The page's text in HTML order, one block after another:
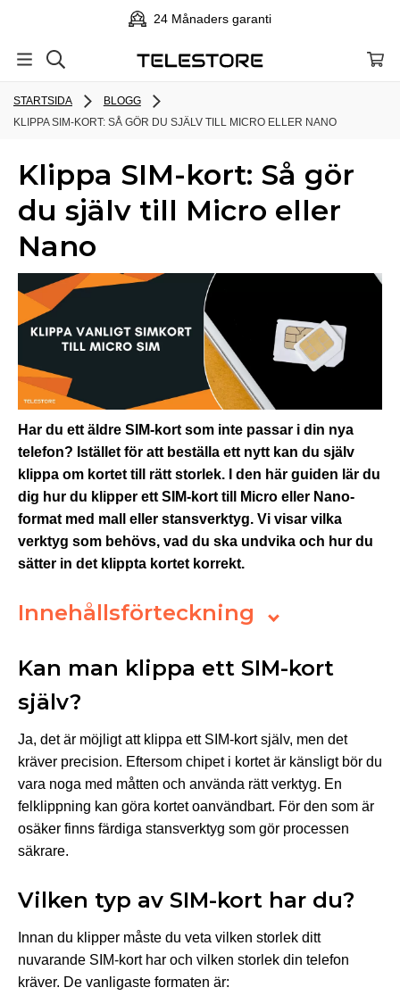
24 Månaders garanti
STARTSIDA
BLOGG
KLIPPA SIM-KORT: SÅ GÖR DU SJÄLV TILL MICRO ELLER NANO
Klippa SIM-kort: Så gör
du själv till Micro eller
Nano
Har du ett äldre SIM-kort som inte passar i din nya
telefon? Istället för att beställa ett nytt kan du själv
klippa om kortet till rätt storlek. I den här guiden lär du
dig hur du klipper ett SIM-kort till Micro eller Nano-
format med mall eller stansverktyg. Vi visar vilka
verktyg som behövs, vad du ska undvika och hur du
sätter in det klippta kortet korrekt.
Innehållsförteckning
Kan man klippa ett SIM-kort
själv?
Ja, det är möjligt att klippa ett SIM-kort själv, men det
kräver precision. Eftersom chipet i kortet är känsligt bör du
vara noga med måtten och använda rätt verktyg. En
felklippning kan göra kortet oanvändbart. För den som är
osäker finns färdiga stansverktyg som gör processen
säkrare.
Vilken typ av SIM-kort har du?
Innan du klipper måste du veta vilken storlek ditt
nuvarande SIM-kort har och vilken storlek din telefon
kräver. De vanligaste formaten är: